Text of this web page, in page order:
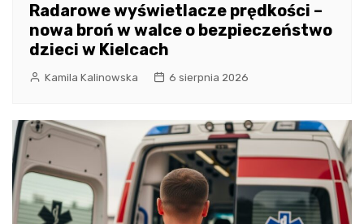
Radarowe wyświetlacze prędkości –
nowa broń w walce o bezpieczeństwo
dzieci w Kielcach
Kamila Kalinowska 6 sierpnia 2026